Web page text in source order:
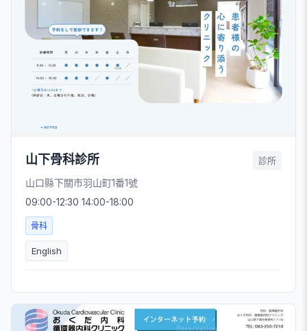
山下骨科診所 診所
山口縣下關市羽山町1番1號
09:00-12:30 14:00-18:00
骨科
English